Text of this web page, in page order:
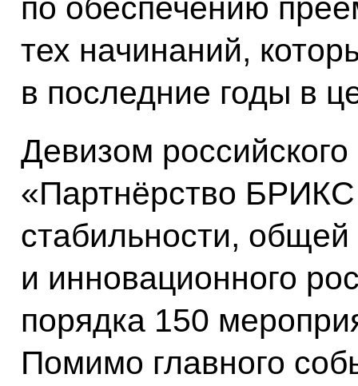
по обеспечению
тех начинаний,
в последние годы в
Девизом
«Партнёрство БРИКС
стабильности, общей
и инновационного
порядка 150
Помимо главного